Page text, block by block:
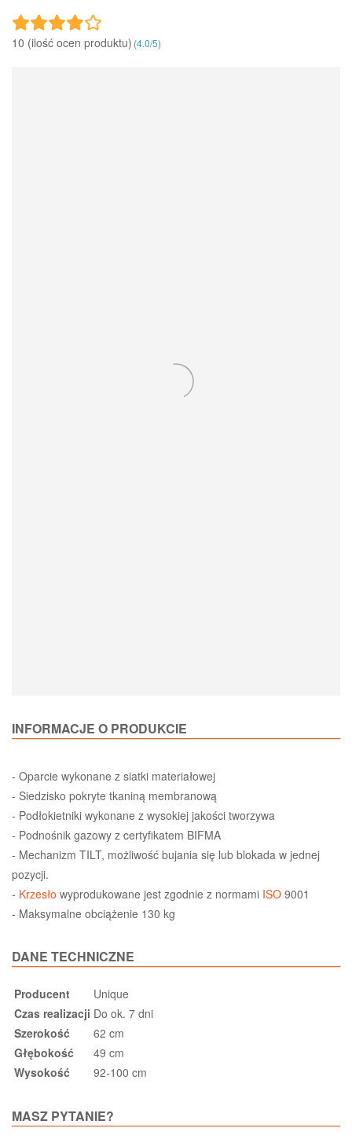
10 (ilość ocen produktu)‎(4.0/5)
INFORMACJE O PRODUKCIE
- Oparcie wykonane z siatki materiałowej
- Siedzisko pokryte tkaniną membranową
- Podłokietniki wykonane z wysokiej jakości tworzywa
- Podnośnik gazowy z certyfikatem BIFMA
- Mechanizm TILT, możliwość bujania się lub blokada w jednej
pozycji.
- Krzesło wyprodukowane jest zgodnie z normami ISO 9001
- Maksymalne obciążenie 130 kg
DANE TECHNICZNE
Producent
Unique
Czas realizacji Do ok. 7 dni
Szerokość
62 cm
Głębokość
49 cm
Wysokość
92-100 cm
MASZ PYTANIE?